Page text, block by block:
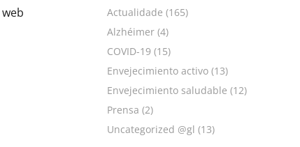
Actualidade (165)
Alzhéimer (4)
COVID-19 (15)
Envejecimiento activo (13)
Envejecimiento saludable (12)
Prensa (2)
Uncategorized @gl (13)